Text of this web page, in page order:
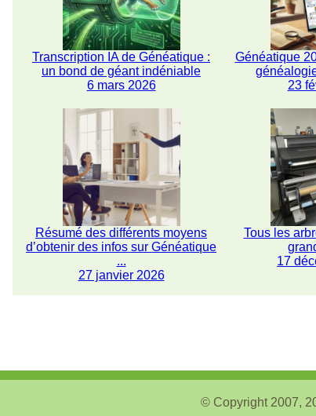
Transcription IA de Généatique :
un bond de géant indéniable
6 mars 2026
Généatique
23
Résumé des différents moyens
d’obtenir des infos sur Généatique
...
27 janvier 2026
Tous les
17
© Copyright 2007,